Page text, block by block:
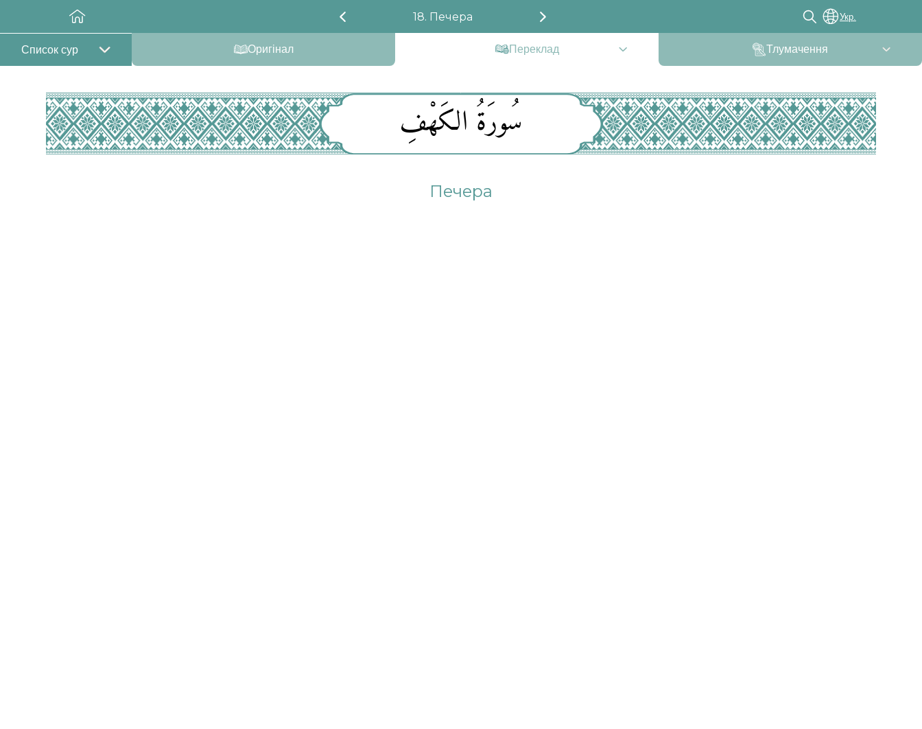
18. Печера Укр.
Список сур Оригінал Переклад Тлумачення
سُورَةُ الكَهْفِ
Печера